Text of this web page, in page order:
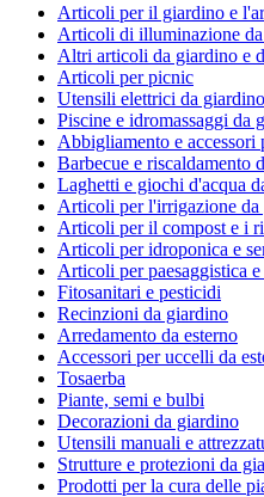
Articoli per il giardino e
Articoli di illuminazione da
Altri articoli da giardino e
Articoli per picnic
Utensili elettrici da giardino
Piscine e idromassaggi da
Abbigliamento e
Barbecue e riscaldamento
Laghetti e giochi d'acqua
Articoli per l'irrigazione da
Articoli per il compost e i
Articoli per idroponica e
Articoli per paesaggistica
Fitosanitari e pesticidi
Recinzioni da giardino
Arredamento da esterno
Accessori per uccelli da
Tosaerba
Piante, semi e bulbi
Decorazioni da giardino
Utensili manuali e
Strutture e protezioni da
Prodotti per la cura delle